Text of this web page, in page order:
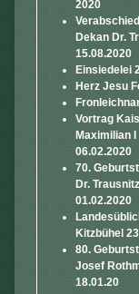
2020
Dekan Dr.
15.08.2020
Einsiedelei
Herz Jesu
Vortrag
Maximilian I
06.02.2020
70.
Dr. Trausnitz
01.02.2020
Kitzbühel
80.
Josef
18.01.20